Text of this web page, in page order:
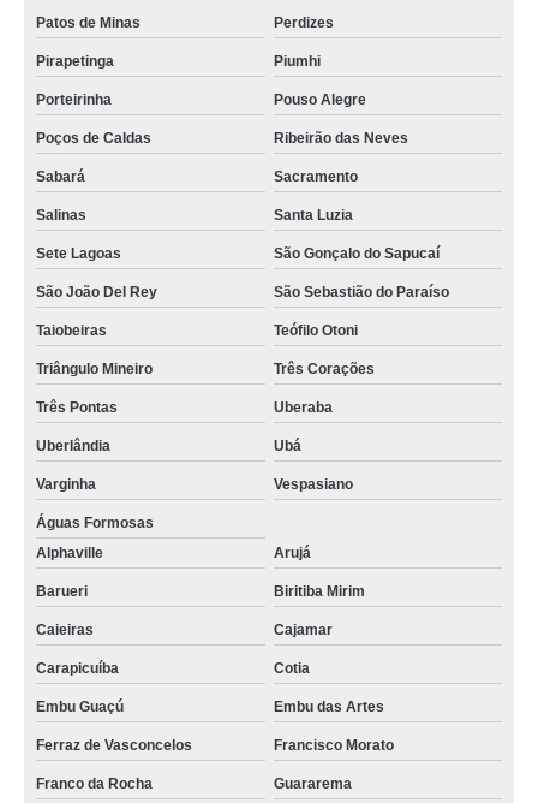
Patos de Minas Perdizes
Pirapetinga Piumhi
Porteirinha Pouso Alegre
Poços de Caldas Ribeirão das Neves
Sabará Sacramento
Salinas Santa Luzia
Sete Lagoas São Gonçalo do Sapucaí
São João Del Rey São Sebastião do Paraíso
Taiobeiras Teófilo Otoni
Triângulo Mineiro Três Corações
Três Pontas Uberaba
Uberlândia Ubá
Varginha Vespasiano
Águas Formosas
Alphaville
Arujá
Barueri Biritiba Mirim
Caieiras Cajamar
Carapicuíba Cotia
Embu Guaçú Embu das Artes
Ferraz de Vasconcelos Francisco Morato
Franco da Rocha Guararema